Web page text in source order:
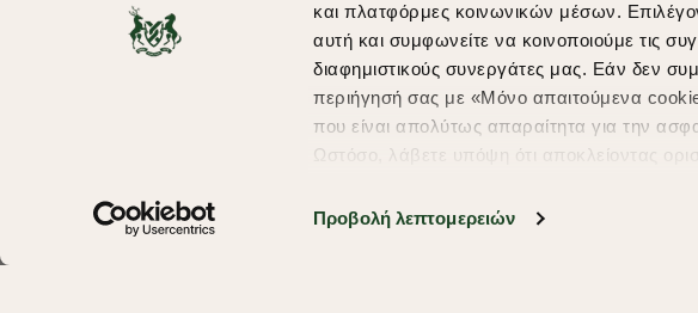
και πλατφόρμες κοινωνικών μέσων.
αυτή και συμφωνείτε να κοινοποιούμε τις
διαφημιστικούς συνεργάτες μας. Εάν δεν
περιήγησή σας με «Μόνο απαιτούμενα
που είναι απολύτως απαραίτητα για την
Ωστόσο, λάβετε υπόψη ότι αποκλείοντας
υπηρεσίες και διαφημίσεις. Για να
Προβολή λεπτομερειών
Copyright © 2026 thebostonians.gr. All Rights Reserved.